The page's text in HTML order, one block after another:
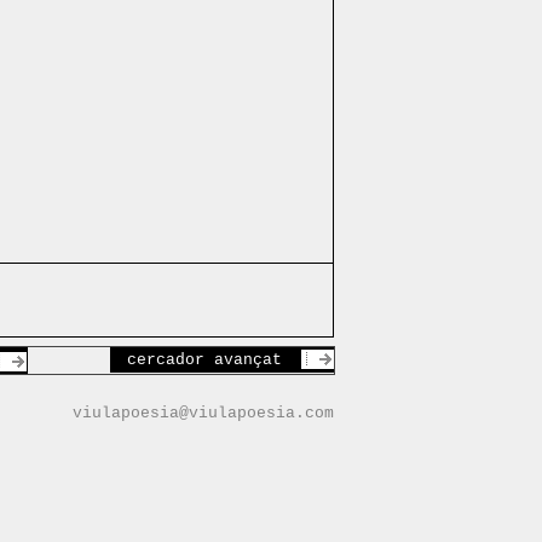
cercador avançat
viulapoesia@viulapoesia.com